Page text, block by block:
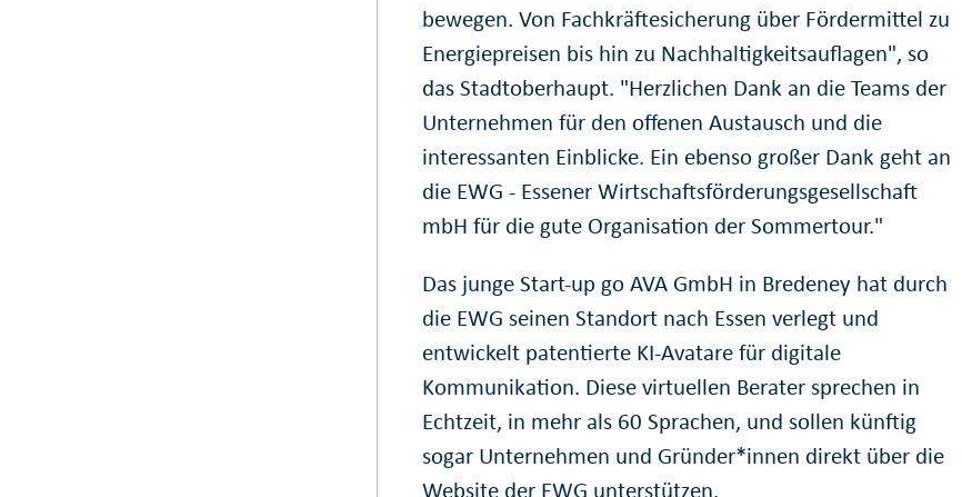
bewegen. Von Fachkräftesicherung über Fördermittel zu
Energiepreisen bis hin zu Nachhaltigkeitsauflagen", so
das Stadtoberhaupt. "Herzlichen Dank an die Teams der
Unternehmen für den offenen Austausch und die
interessanten Einblicke. Ein ebenso großer Dank geht an
die EWG - Essener Wirtschaftsförderungsgesellschaft
mbH für die gute Organisation der Sommertour."
Das junge Start-up go AVA GmbH in Bredeney hat durch
die EWG seinen Standort nach Essen verlegt und
entwickelt patentierte KI-Avatare für digitale
Kommunikation. Diese virtuellen Berater sprechen in
Echtzeit, in mehr als 60 Sprachen, und sollen künftig
sogar Unternehmen und Gründer*innen direkt über die
Website der EWG unterstützen.